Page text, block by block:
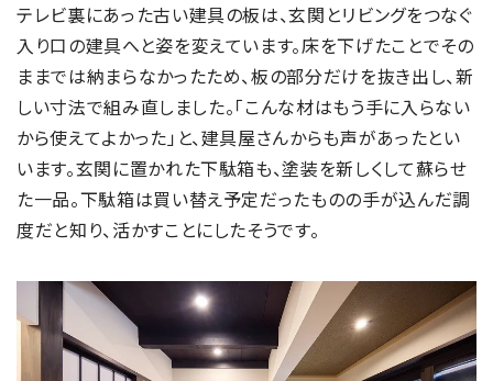
テレビ裏にあった古い建具の板は、玄関とリビングをつなぐ
入り口の建具へと姿を変えています。床を下げたことでその
ままでは納まらなかったため、板の部分だけを抜き出し、新
しい寸法で組み直しました。「こんな材はもう手に入らない
から使えてよかった」と、建具屋さんからも声があったとい
います。玄関に置かれた下駄箱も、塗装を新しくして蘇らせ
た一品。下駄箱は買い替え予定だったものの手が込んだ調
度だと知り、活かすことにしたそうです。